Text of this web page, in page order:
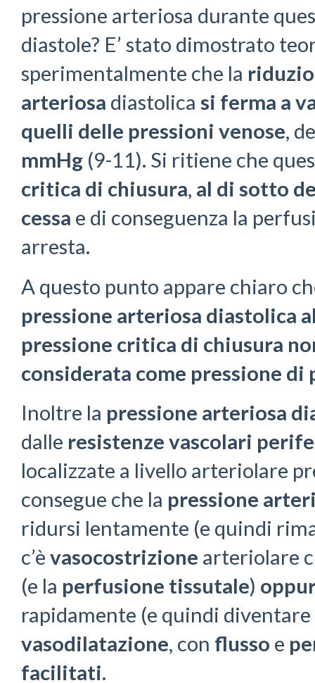
pressione arteriosa durante
diastole? E’ stato dimostrato
sperimentalmente che la
arteriosa diastolica si ferma a
quelli delle pressioni venose,
mmHg (9-11). Si ritiene che
critica di chiusura, al di sotto
cessa e di conseguenza la
arresta.
A questo punto appare chiaro
pressione arteriosa diastolica
pressione critica di chiusura
considerata come pressione di
Inoltre la pressione arteriosa
dalle resistenze vascolari
localizzate a livello arteriolare
consegue che la pressione
ridursi lentamente (e quindi
c’è vasocostrizione arteriolare
(e la perfusione tissutale)
rapidamente (e quindi
vasodilatazione, con flusso e
facilitati.